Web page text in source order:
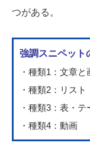
つがある。
強調スニペット
・種類1：文章と
・種類2：リス
・種類3：表・テ
・種類4：動画